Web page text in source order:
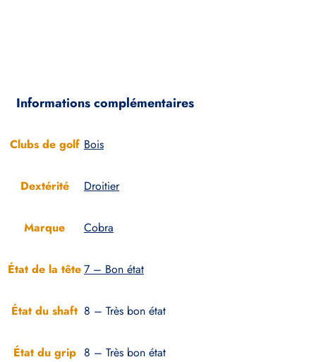
Informations complémentaires
Clubs de golf Bois
Dextérité Droitier
Marque Cobra
État de la tête7 – Bon état
État du shaft 8 – Très bon état
État du grip 8 – Très bon état